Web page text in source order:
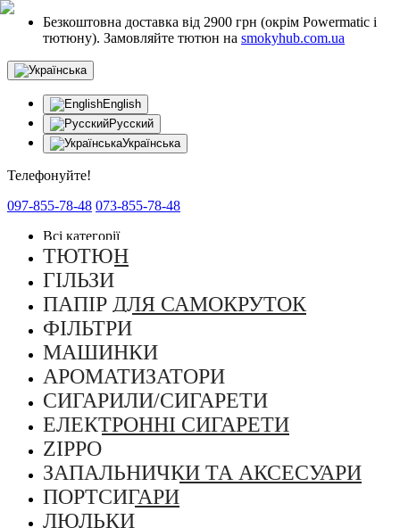
Безкоштовна доставка від 2900 грн (окрім Powermatic і
тютюну). Замовляйте тютюн на smokyhub.com.ua
English
Русский
Українська
Телефонуйте!
097-855-78-48 073-855-78-48
Всі категорії
ТЮТЮН
ГІЛЬЗИ
ПАПІР ДЛЯ САМОКРУТОК
ФІЛЬТРИ
МАШИНКИ
АРОМАТИЗАТОРИ
СИГАРИЛИ/СИГАРЕТИ
ЕЛЕКТРОННІ СИГАРЕТИ
ZIPPO
ЗАПАЛЬНИЧКИ ТА АКСЕСУАРИ
ПОРТСИГАРИ
ЛЮЛЬКИ